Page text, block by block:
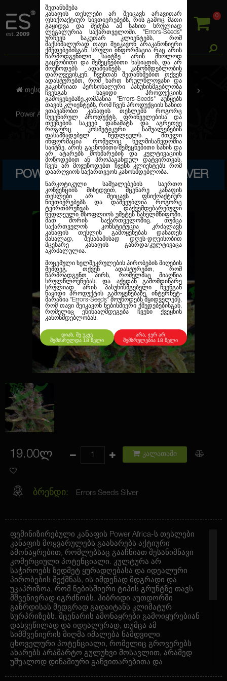
0
შეთანხმება
კანაფის თესლები არ შეიცავს არავითარ
ფსიქოაქტიურ ნივთიერებებს, რის გამოც მათი
გაყიდვა და შეძენა ამ სახით სრულიად
ლეგალურია საქართველოში. "Errors-Seeds"
ურჩევს საკუთარ კლიენტებს, რომ
მაქსიმალურად თავი შეიკავონ არაკანონიერი
ქმედებებისგან. სრული ინფორმაცია რაც არის
წარმოდგენილი საიტზე არის მხოლოდ
გაცნობითი და შემეცნებითი ხასიათის, და არ
მოუწოდებს ადამიანებს კანონმდებლობის
დარღვევისკენ. ჩვენთან შეთანხმებით თქვენ
ადასტურებთ, რომ ხართ სრულწლოვანი და
გაკისრიათ პერსონალური პასუხისმგებლობა
ჩვენგან ნაყიდი პროდუქციის
გამოყენებაზე.კომპანია
"Errors-Seeds" აუწყებს
თავის კლიენტებს, რომ ჩვენ პროდუქციის სახით
ვთავაზობთ კანაფის თესლებს როგორც
სუვენირულ პროდუქტს, ფრინველებისა და
თევზების საკვებ დანამატს და აგრეთვე
როგორც კოსმეტიკური საშუალებების
დასამზადებელ ნედლეულს. მთელი
ინფორმაცია რომელიც ხელმისაწვდომია
საიტზე, არის გაცნობითი/შემეცნებითი სახის და
არ ატარებს მოხმარების და კულტივაციის
მოწოდებით ან პროპაგანდულ დატვირთვას.
ჩვენ არ მოვუწოდებთ ჩვენს კლიენტებს რომ
დაარღვიონ საქართვეოს კანონმდებლობა.
ნარკოტიკული საშუალებების საერთო
კონვენციის მიხედვით, მცენარე კანაფის
თესლები არ შეიცავს ფსიქოაქტიურ
ნივთიერებებს და დაშვეუბლია როგორც
ტვირთბრუნვას დაქვემდებარებული
ნედლეული მსოფლიოს უმეტეს სახელმწიფოში,
მათ შორის საქართველოშიც. თუმცა
საქართველოს კონსტიტუცია კრძალავს
კანაფის თესლის გამოყენებას დასათეს
მასალად, შესაბამისად დღეს-დღეისობით
მცენარე კანაფის გაზრდა/კულტივაცა
აკრძალულია.
მოცემული ხელშეკრულების პირობების მიღების
შემდეგ, თქვენ ადასტურებთ, რომ
წარმოადგენთ პირს, რომელმაც მიაღწია
სრულწლოვნებას, და აქედან გამომდინარე
სრულიად არის პასუხისმგებელი ჩვენგან
ნაყიდი პროდუქტის გამოყენებაზე. ინტერნეტ-
მარაზია "Errors-Seeds" მოუწოდებს მყიდველებს,
რომ თავი შეიკავონ ნებისმიერი ქმედებებისგან,
რომელიც ეწინააღმდეგება ჩვენი ქვეყნის
კანონმდებლობას.
დიახ, მე უკვე
შემისრულდა 18 წელი
არა, ჯერ არ
შემსრულებია 18 წელი
თესლების კანაფი ფემინიზირებული
Power Africa Feminised Silver
POWER AFRICA FEMINISED SILVER
19.00ლ კალათაში
ბრენდი: Errors Seeds Silver
ფემინიზირებული კანაფის Power Africa-ს თესლები
კანაფის მოყვარულებს გაახარებს აქტიური
ამონაყრებით, რომლებსაც გააჩნიათ შესანიშნავი
კომერციული პოტენციალი. კულტურა არ
საჭიროებს ზედმეტ ყურადღებასა და იდეალური
პირობების შექმნას, ის იმდენად მდგრადი და
უკაპრიზოა, რომ ნებისმიერი ტიპის გრუნტზე თავს
მშვენივრად იგრძნობს. ჰიბრიდი აუთდორში
გაზრდისას მედგრად გადაიტანს კლიმატურ
სურპრიზებს. მცენარის ამონაყრები გამოიყურებიან
დახვეწილად და იდეალურად, თუმცა ამ
სიმშვენიერის მიღმა იმალება ნამდვილი
ცხოველური პოტენციალი, რომელიც გროვერებს
ახარებს არამარტო გულუხვი მოსავლით, არამედ
უშუალოდ დინამიური განვითარებითა და